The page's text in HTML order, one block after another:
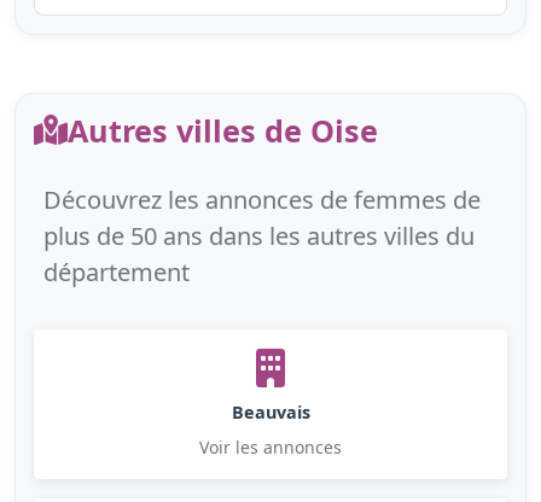
Autres villes de Oise
Découvrez les annonces de femmes de
plus de 50 ans dans les autres villes du
département
Beauvais
Voir les annonces